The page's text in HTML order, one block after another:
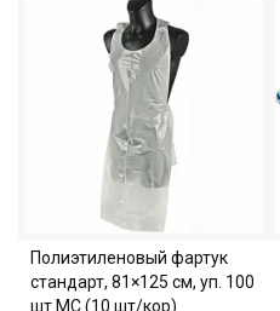
Полиэтиленовый фартук
стандарт, 81×125 см, уп. 100
шт МС (10 шт/кор)